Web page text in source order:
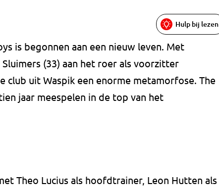
Hulp bij lezen
is begonnen aan een nieuw leven. Met
(33) aan het roer als voorzitter
club uit Waspik een enorme metamorfose. The
jaar meespelen in de top van het
Theo Lucius als hoofdtrainer, Leon Hutten als